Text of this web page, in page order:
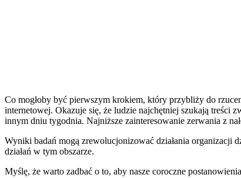
Co mogłoby być pierwszym krokiem, który przybliży do
internetowej. Okazuje się, że ludzie najchętniej szukają treści
innym dniu tygodnia. Najniższe zainteresowanie zerwania z
Wyniki badań mogą zrewolucjonizować działania organizacji
działań w tym obszarze.
Myślę, że warto zadbać o to, aby nasze coroczne